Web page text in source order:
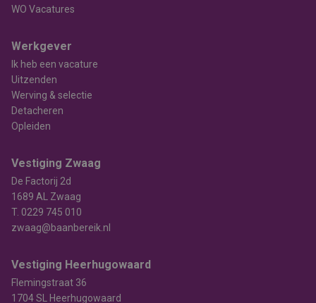
WO Vacatures
Werkgever
Ik heb een vacature
Uitzenden
Werving & selectie
Detacheren
Opleiden
Vestiging Zwaag
De Factorij 2d
1689 AL Zwaag
T. 0229 745 010
zwaag@baanbereik.nl
Vestiging Heerhugowaard
Flemingstraat 36
1704 SL Heerhugowaard